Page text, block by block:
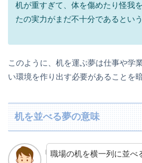
机が重すぎて、体を傷めたり怪我
たの実力がまだ不十分であるとい
このように、机を運ぶ夢は仕事や学
い環境を作り出す必要があることを
机を並べる夢の意味
職場の机を横一列に並べ